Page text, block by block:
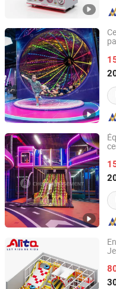
Nanjing Pegasus
Jiangsu, China
Nanjing Pegasus
Jiangsu, China
Wenzhou Alita
Zhejiang, China